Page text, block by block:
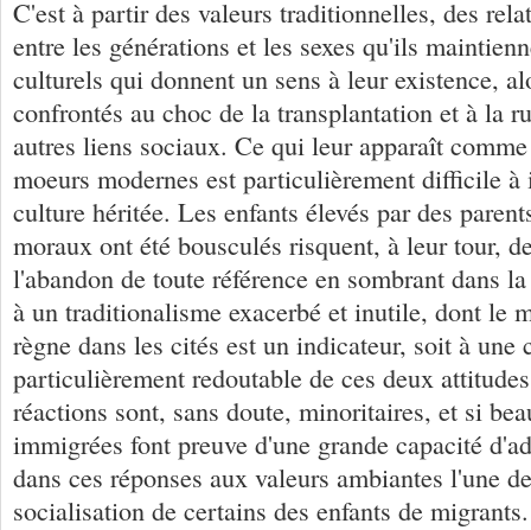
C'est à partir des valeurs traditionnelles, des
entre les générations et les sexes qu'ils
culturels qui donnent un sens à leur existence,
confrontés au choc de la transplantation et à la
autres liens sociaux. Ce qui leur apparaît
moeurs modernes est particulièrement difficile à
culture héritée. Les enfants élevés par des
moraux ont été bousculés risquent, à leur tour,
l'abandon de toute référence en sombrant dans
à un traditionalisme exacerbé et inutile, dont le
règne dans les cités est un indicateur, soit à une
particulièrement redoutable de ces deux
réactions sont, sans doute, minoritaires, et si
immigrées font preuve d'une grande capacité
dans ces réponses aux valeurs ambiantes l'une
socialisation de certains des enfants de migrants.